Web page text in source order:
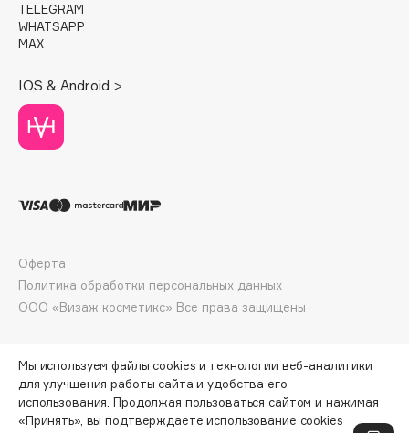
Davines
Deonica
Dior
Divage
Dolce & Gabbana
DP Daily Perfection
Dr.Althea
Dr.Ceuracle
Dyson
ПО ЗОЛОТОЙ КАРТЕ: 2061 ₽
TELEGRAM
WHATSAPP
MAX
IOS & Android >
ООО «Визаж косметикс» Все права защищены
Оферта
Политика обработки персональных данных
Мы используем файлы cookies и технологии веб-аналитики
для улучшения работы сайта и удобства его
использования. Продолжая пользоваться сайтом и нажимая
«Принять», вы подтверждаете использование cookies